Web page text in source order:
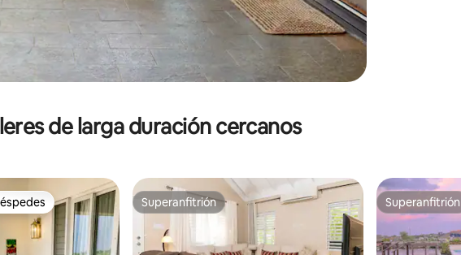
de larga duración cercanos
más destacadosSuperanfitrión
Superanfitrión Superanfitrión
Superanfitrión